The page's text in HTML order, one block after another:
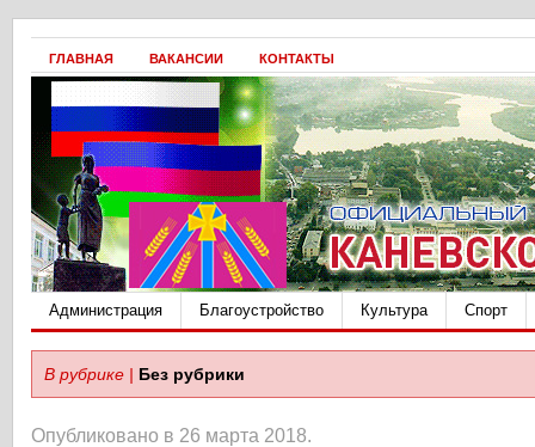
ГЛАВНАЯ ВАКАНСИИ КОНТАКТЫ
Администрация Благоустройство Культура Спорт
В рубрике | Без рубрики
Опубликовано в 26 марта 2018.